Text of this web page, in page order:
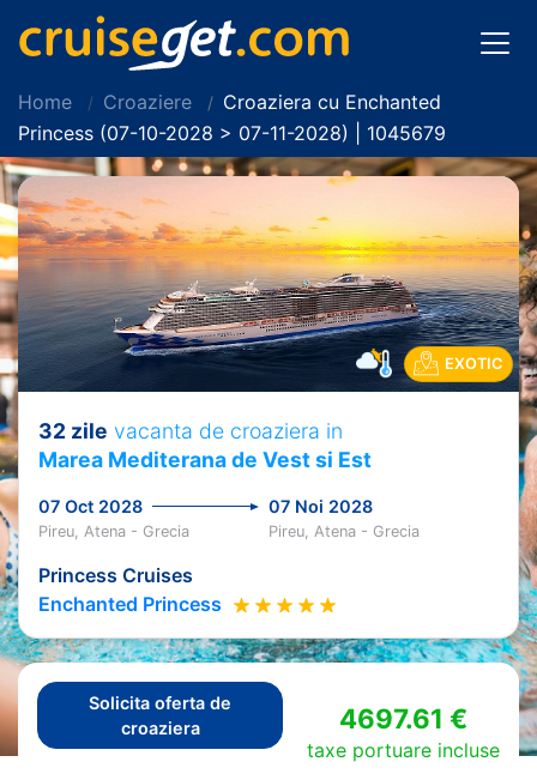
Home Croaziere
Croaziera cu Enchanted
Princess (07-10-2028 > 07-11-2028) | 1045679
EXOTIC
32 zile vacanta de croaziera in
Marea Mediterana de Vest si Est
07 Oct 2028 07 Noi 2028
Pireu, Atena - Grecia Pireu, Atena - Grecia
Princess Cruises
Enchanted Princess
Solicita oferta de
croaziera
4697.61 €
taxe portuare incluse